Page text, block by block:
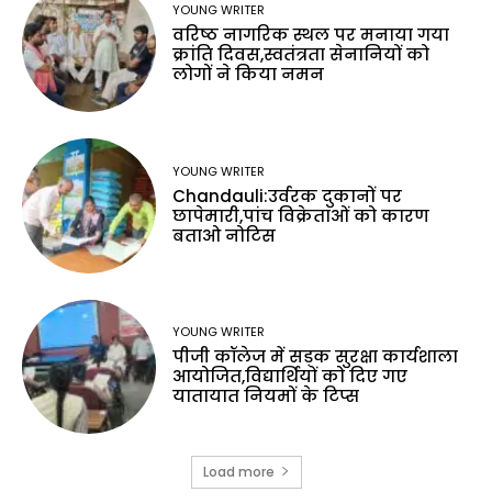
YOUNG WRITER
वरिष्ठ नागरिक स्थल पर मनाया गया
क्रांति दिवस,स्वतंत्रता सेनानियों को
लोगों ने किया नमन
YOUNG WRITER
Chandauli:उर्वरक दुकानों पर
छापेमारी,पांच विक्रेताओं को कारण
बताओ नोटिस
YOUNG WRITER
पीजी कॉलेज में सड़क सुरक्षा कार्यशाला
आयोजित,विद्यार्थियों को दिए गए
यातायात नियमों के टिप्स
Load more